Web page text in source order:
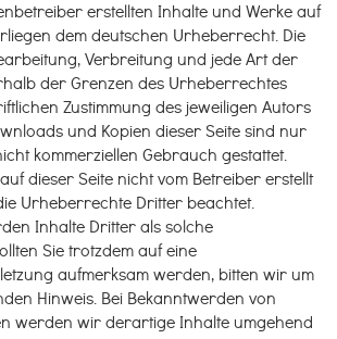
erstellten Inhalte und Werke auf
dem deutschen Urheberrecht. Die
Verbreitung und jede Art der
der Grenzen des Urheberrechtes
Zustimmung des jeweiligen Autors
und Kopien dieser Seite sind nur
kommerziellen Gebrauch gestattet.
dieser Seite nicht vom Betreiber erstellt
Urheberrechte Dritter beachtet.
Inhalte Dritter als solche
Sie trotzdem auf eine
aufmerksam werden, bitten wir um
Hinweis. Bei Bekanntwerden von
werden wir derartige Inhalte umgehend